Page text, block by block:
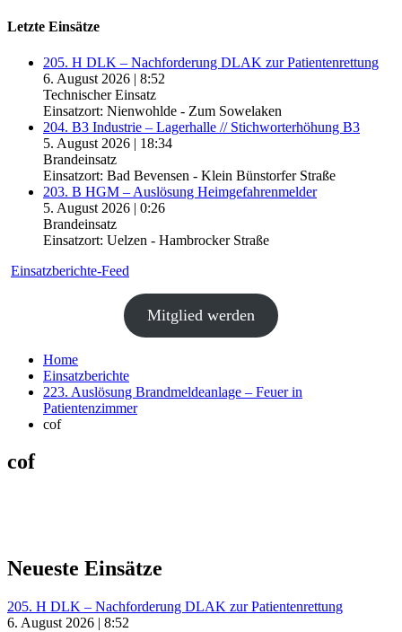
Letzte Einsätze
205. H DLK – Nachforderung DLAK zur Patientenrettung
6. August 2026 | 8:52
Technischer Einsatz
Einsatzort: Nienwohlde - Zum Sowelaken
204. B3 Industrie – Lagerhalle // Stichworterhöhung B3
5. August 2026 | 18:34
Brandeinsatz
Einsatzort: Bad Bevensen - Klein Bünstorfer Straße
203. B HGM – Auslösung Heimgefahrenmelder
5. August 2026 | 0:26
Brandeinsatz
Einsatzort: Uelzen - Hambrocker Straße
Einsatzberichte-Feed
Mitglied werden
Home
Einsatzberichte
223. Auslösung Brandmeldeanlage – Feuer in
Patientenzimmer
cof
cof
Neueste Einsätze
205. H DLK – Nachforderung DLAK zur Patientenrettung
6. August 2026 | 8:52